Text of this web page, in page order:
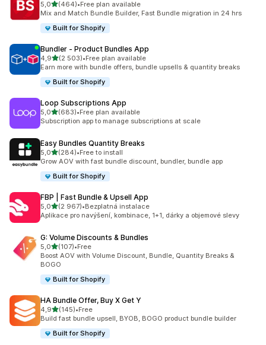
5,0z 5 hvězd
(464)
Celkový počet recenzí: 464
•Free plan available
Mix and Match Bundle Builder, Fast Bundle migration in 24 hrs
Built for Shopify
Bundler ‑ Product Bundles App
4,9z 5 hvězd
(2 503)
Celkový počet recenzí: 2503
•Free plan available
Earn more with bundle offers, bundle upsells & quantity breaks
Built for Shopify
Loop Subscriptions App
5,0z 5 hvězd
(683)
Celkový počet recenzí: 683
•Free plan available
Subscription app to manage subscriptions at scale
Easy Bundles Quantity Breaks
5,0z 5 hvězd
(284)
Celkový počet recenzí: 284
•Free to install
Grow AOV with fast bundle discount, bundler, bundle app
Built for Shopify
FBP | Fast Bundle & Upsell App
5,0z 5 hvězd
(2 967)
Celkový počet recenzí: 2967
•Bezplatná instalace
Aplikace pro navýšení, kombinace, 1+1, dárky a objemové slevy
G: Volume Discounts & Bundles
5,0z 5 hvězd
(107)
Celkový počet recenzí: 107
•Free
Boost AOV with Volume Discount, Bundle, Quantity Breaks &
BOGO
Built for Shopify
HA Bundle Offer, Buy X Get Y
4,9z 5 hvězd
(145)
Celkový počet recenzí: 145
•Free
Build fast bundle upsell, BYOB, BOGO product bundle builder
Built for Shopify